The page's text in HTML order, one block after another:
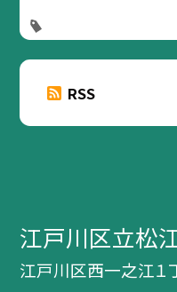
RSS
江戸川区立松
江戸川区西一之江１